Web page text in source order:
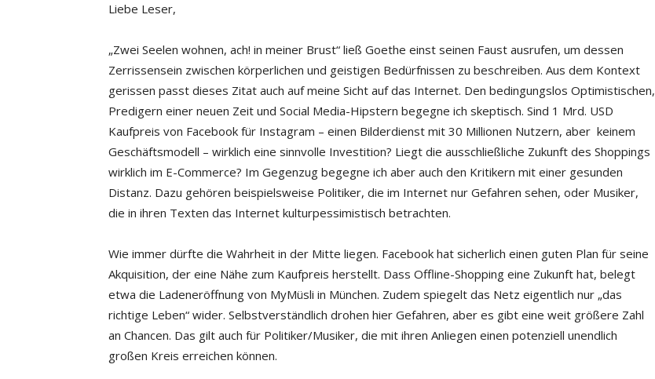
Liebe Leser,
„Zwei Seelen wohnen, ach! in meiner Brust“ ließ Goethe einst seinen Faust ausrufen, um dessen
Zerrissensein zwischen körperlichen und geistigen Bedürfnissen zu beschreiben. Aus dem Kontext
gerissen passt dieses Zitat auch auf meine Sicht auf das Internet. Den bedingungslos Optimistischen,
Predigern einer neuen Zeit und Social Media-Hipstern begegne ich skeptisch. Sind 1 Mrd. USD
Kaufpreis von Facebook für Instagram – einen Bilderdienst mit 30 Millionen Nutzern, aber keinem
Geschäftsmodell – wirklich eine sinnvolle Investition? Liegt die ausschließliche Zukunft des Shoppings
wirklich im E-Commerce? Im Gegenzug begegne ich aber auch den Kritikern mit einer gesunden
Distanz. Dazu gehören beispielsweise Politiker, die im Internet nur Gefahren sehen, oder Musiker,
die in ihren Texten das Internet kulturpessimistisch betrachten.
Wie immer dürfte die Wahrheit in der Mitte liegen. Facebook hat sicherlich einen guten Plan für seine
Akquisition, der eine Nähe zum Kaufpreis herstellt. Dass Offline-Shopping eine Zukunft hat, belegt
etwa die Ladeneröffnung von MyMüsli in München. Zudem spiegelt das Netz eigentlich nur „das
richtige Leben“ wider. Selbstverständlich drohen hier Gefahren, aber es gibt eine weit größere Zahl
an Chancen. Das gilt auch für Politiker/Musiker, die mit ihren Anliegen einen potenziell unendlich
großen Kreis erreichen können.